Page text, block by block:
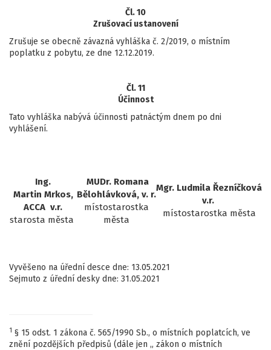
Čl. 10
Zrušovací ustanovení
Zrušuje se obecně závazná vyhláška č. 2/2019, o místním
poplatku z pobytu, ze dne 12.12.2019.
Čl. 11
Účinnost
Tato vyhláška nabývá účinnosti patnáctým dnem po dni
vyhlášení.
Ing.
Martin Mrkos,
ACCA v.r.
starosta města
MUDr. Romana
Bělohlávková, v. r.
místostarostka
města
Mgr. Ludmila Řezníčková
v.r.
místostarostka města
Vyvěšeno na úřední desce dne: 13.05.2021
Sejmuto z úřední desky dne: 31.05.2021
1 § 15 odst. 1 zákona č. 565/1990 Sb., o místních poplatcích, ve
znění pozdějších předpisů (dále jen „ zákon o místních